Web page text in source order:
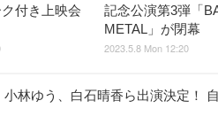
付き上映会
記念公演第3弾「
METAL」が閉幕
2023.5.8 Mon 12:20
林ゆう、白石晴香ら出演決定！